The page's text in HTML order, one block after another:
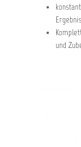
und